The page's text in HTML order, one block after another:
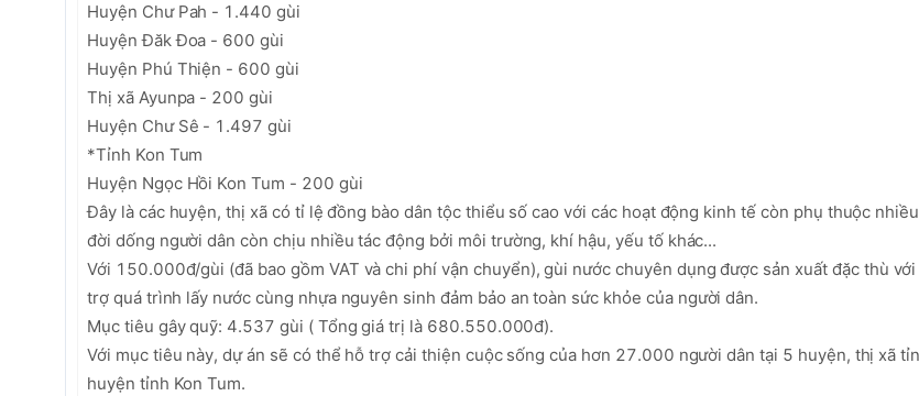
Huyện Chư Pah - 1.440 gùi
Huyện Đăk Đoa - 600 gùi
Huyện Phú Thiện - 600 gùi
Thị xã Ayunpa - 200 gùi
Huyện Chư Sê - 1.497 gùi
*Tỉnh Kon Tum
Huyện Ngọc Hồi Kon Tum - 200 gùi
Đây là các huyện, thị xã có tỉ lệ đồng bào dân tộc thiểu số cao với các hoạt động kinh tế còn phụ thuộc
đời dống người dân còn chịu nhiều tác động bởi môi trường, khí hậu, yếu tố khác...
Với 150.000đ/gùi (đã bao gồm VAT và chi phí vận chuyển), gùi nước chuyên dụng được sản xuất đặc thù
trợ quá trình lấy nước cùng nhựa nguyên sinh đảm bảo an toàn sức khỏe của người dân.
Mục tiêu gây quỹ: 4.537 gùi ( Tổng giá trị là 680.550.000đ).
Với mục tiêu này, dự án sẽ có thể hỗ trợ cải thiện cuộc sống của hơn 27.000 người dân tại 5 huyện, thị xã
huyện tỉnh Kon Tum.